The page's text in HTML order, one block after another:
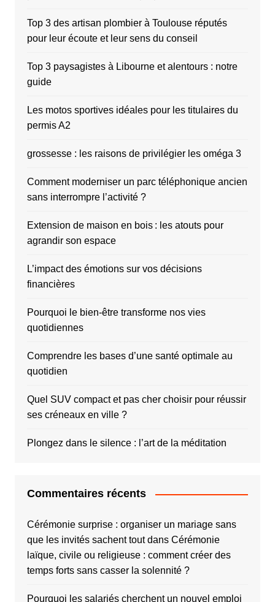
Top 3 des artisan plombier à Toulouse réputés
pour leur écoute et leur sens du conseil
Top 3 paysagistes à Libourne et alentours : notre
guide
Les motos sportives idéales pour les titulaires du
permis A2
grossesse : les raisons de privilégier les oméga 3
Comment moderniser un parc téléphonique ancien
sans interrompre l’activité ?
Extension de maison en bois : les atouts pour
agrandir son espace
L’impact des émotions sur vos décisions
financières
Pourquoi le bien-être transforme nos vies
quotidiennes
Comprendre les bases d’une santé optimale au
quotidien
Quel SUV compact et pas cher choisir pour réussir
ses créneaux en ville ?
Plongez dans le silence : l’art de la méditation
Commentaires récents
Cérémonie surprise : organiser un mariage sans
que les invités sachent toutdans Cérémonie
laïque, civile ou religieuse : comment créer des
temps forts sans casser la solennité ?
Pourquoi les salariés cherchent un nouvel emploi